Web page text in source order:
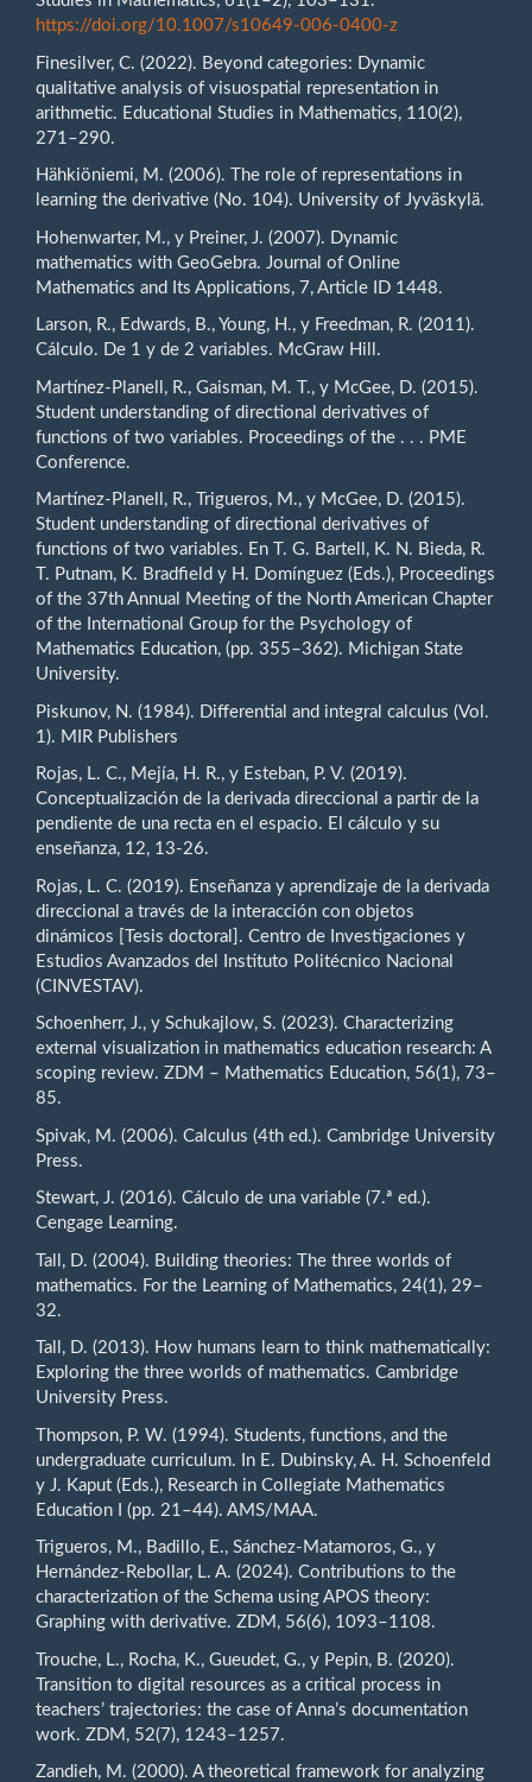
https://doi.org/10.1007/s10649-006-0400-z
Finesilver, C. (2022). Beyond categories: Dynamic
qualitative analysis of visuospatial representation in
arithmetic. Educational Studies in Mathematics, 110(2),
271–290.
Hähkiöniemi, M. (2006). The role of representations in
learning the derivative (No. 104). University of Jyväskylä.
Hohenwarter, M., y Preiner, J. (2007). Dynamic
mathematics with GeoGebra. Journal of Online
Mathematics and Its Applications, 7, Article ID 1448.
Larson, R., Edwards, B., Young, H., y Freedman, R. (2011).
Cálculo. De 1 y de 2 variables. McGraw Hill.
Martínez-Planell, R., Gaisman, M. T., y McGee, D. (2015).
Student understanding of directional derivatives of
functions of two variables. Proceedings of the . . . PME
Conference.
Martínez-Planell, R., Trigueros, M., y McGee, D. (2015).
Student understanding of directional derivatives of
functions of two variables. En T. G. Bartell, K. N. Bieda, R.
T. Putnam, K. Bradfield y H. Domínguez (Eds.), Proceedings
of the 37th Annual Meeting of the North American Chapter
of the International Group for the Psychology of
Mathematics Education, (pp. 355–362). Michigan State
University.
Piskunov, N. (1984). Differential and integral calculus (Vol.
1). MIR Publishers
Rojas, L. C., Mejía, H. R., y Esteban, P. V. (2019).
Conceptualización de la derivada direccional a partir de la
pendiente de una recta en el espacio. El cálculo y su
enseñanza, 12, 13-26.
Rojas, L. C. (2019). Enseñanza y aprendizaje de la derivada
direccional a través de la interacción con objetos
dinámicos [Tesis doctoral]. Centro de Investigaciones y
Estudios Avanzados del Instituto Politécnico Nacional
(CINVESTAV).
Schoenherr, J., y Schukajlow, S. (2023). Characterizing
external visualization in mathematics education research: A
scoping review. ZDM – Mathematics Education, 56(1), 73–
85.
Spivak, M. (2006). Calculus (4th ed.). Cambridge University
Press.
Stewart, J. (2016). Cálculo de una variable (7.ª ed.).
Cengage Learning.
Tall, D. (2004). Building theories: The three worlds of
mathematics. For the Learning of Mathematics, 24(1), 29–
32.
Tall, D. (2013). How humans learn to think mathematically:
Exploring the three worlds of mathematics. Cambridge
University Press.
Thompson, P. W. (1994). Students, functions, and the
undergraduate curriculum. In E. Dubinsky, A. H. Schoenfeld
y J. Kaput (Eds.), Research in Collegiate Mathematics
Education I (pp. 21–44). AMS/MAA.
Trigueros, M., Badillo, E., Sánchez-Matamoros, G., y
Hernández-Rebollar, L. A. (2024). Contributions to the
characterization of the Schema using APOS theory:
Graphing with derivative. ZDM, 56(6), 1093–1108.
Trouche, L., Rocha, K., Gueudet, G., y Pepin, B. (2020).
Transition to digital resources as a critical process in
teachers’ trajectories: the case of Anna’s documentation
work. ZDM, 52(7), 1243–1257.
Zandieh, M. (2000). A theoretical framework for analyzing